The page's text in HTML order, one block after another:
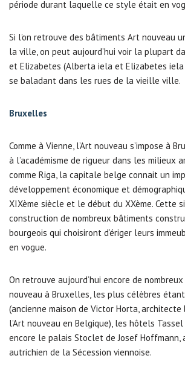
période durant laquelle ce style était en
Si l’on retrouve des bâtiments Art nouveau
la ville, on peut aujourd’hui voir la plupart
et Elizabetes (Alberta iela et Elizabetes iela
se baladant dans les rues de la vieille ville.
Bruxelles
Comme à Vienne, l’Art nouveau s’impose à
à l’académisme de rigueur dans les milieux
comme Riga, la capitale belge connait un
développement économique et
XIXème siècle et le début du XXème. Cette
construction de nombreux bâtiments
bourgeois qui choisiront d’ériger leurs
en vogue.
On retrouve aujourd’hui encore de
nouveau à Bruxelles, les plus célèbres
(ancienne maison de Victor Horta,
l’Art nouveau en Belgique), les hôtels
encore le palais Stoclet de Josef Hoffmann,
autrichien de la Sécession viennoise.